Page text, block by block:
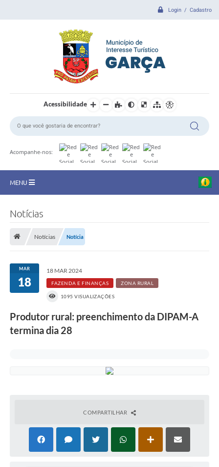
Login / Cadastro
Acessibilidade
Acompanhe-nos:
MENU
CIDADE
Prefeitura
DIÁRIO OFICIAL
OUVIDORIA
LEGISLAÇÃO
EMPRESAS - EDITAIS
Chamamento Público 2026
Súmulas Administrativas
Notícias
Notícias Notícia
MAR
18
18 MAR 2024
FAZENDA E FINANÇAS ZONA RURAL
1095 VISUALIZAÇÕES
Produtor rural: preenchimento da DIPAM-A
termina dia 28
COMPARTILHAR